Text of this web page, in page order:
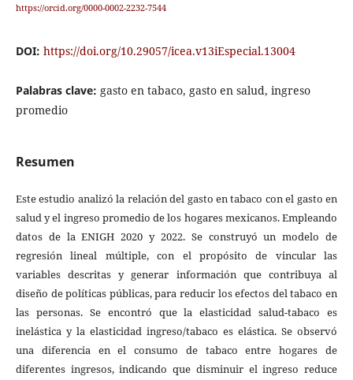
https://orcid.org/0000-0002-2232-7544
DOI: https://doi.org/10.29057/icea.v13iEspecial.13004
Palabras clave: gasto en tabaco, gasto en salud, ingreso
promedio
Resumen
Este estudio analizó la relación del gasto en tabaco con el gasto en
salud y el ingreso promedio de los hogares mexicanos. Empleando
datos de la ENIGH 2020 y 2022. Se construyó un modelo de
regresión lineal múltiple, con el propósito de vincular las
variables descritas y generar información que contribuya al
diseño de políticas públicas, para reducir los efectos del tabaco en
las personas. Se encontró que la elasticidad salud-tabaco es
inelástica y la elasticidad ingreso/tabaco es elástica. Se observó
una diferencia en el consumo de tabaco entre hogares de
diferentes ingresos, indicando que disminuir el ingreso reduce